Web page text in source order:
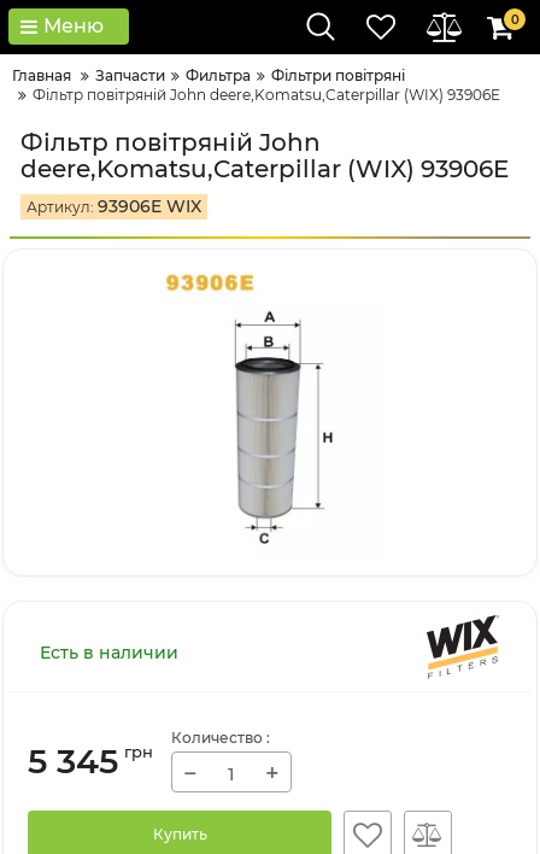
Меню 0
Главная Запчасти Фильтра
Фільтри повітряні
Фільтр повітряній John deere,Komatsu,Caterpillar (WIX) 93906E
Фільтр повітряній John
deere,Komatsu,Caterpillar (WIX) 93906E
Артикул: 93906E WIX
Есть в наличии
5 345 грн
Количество :
− +
Купить